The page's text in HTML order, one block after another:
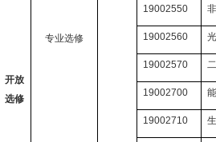
开放
选修
专业选修
19002550
19002560
19002570
19002700
19002710